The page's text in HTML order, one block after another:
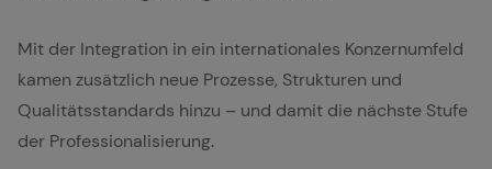
Mit der Integration in ein internationales Konzernumfeld
kamen zusätzlich neue Prozesse, Strukturen und
Qualitätsstandards hinzu – und damit die nächste Stufe
der Professionalisierung.